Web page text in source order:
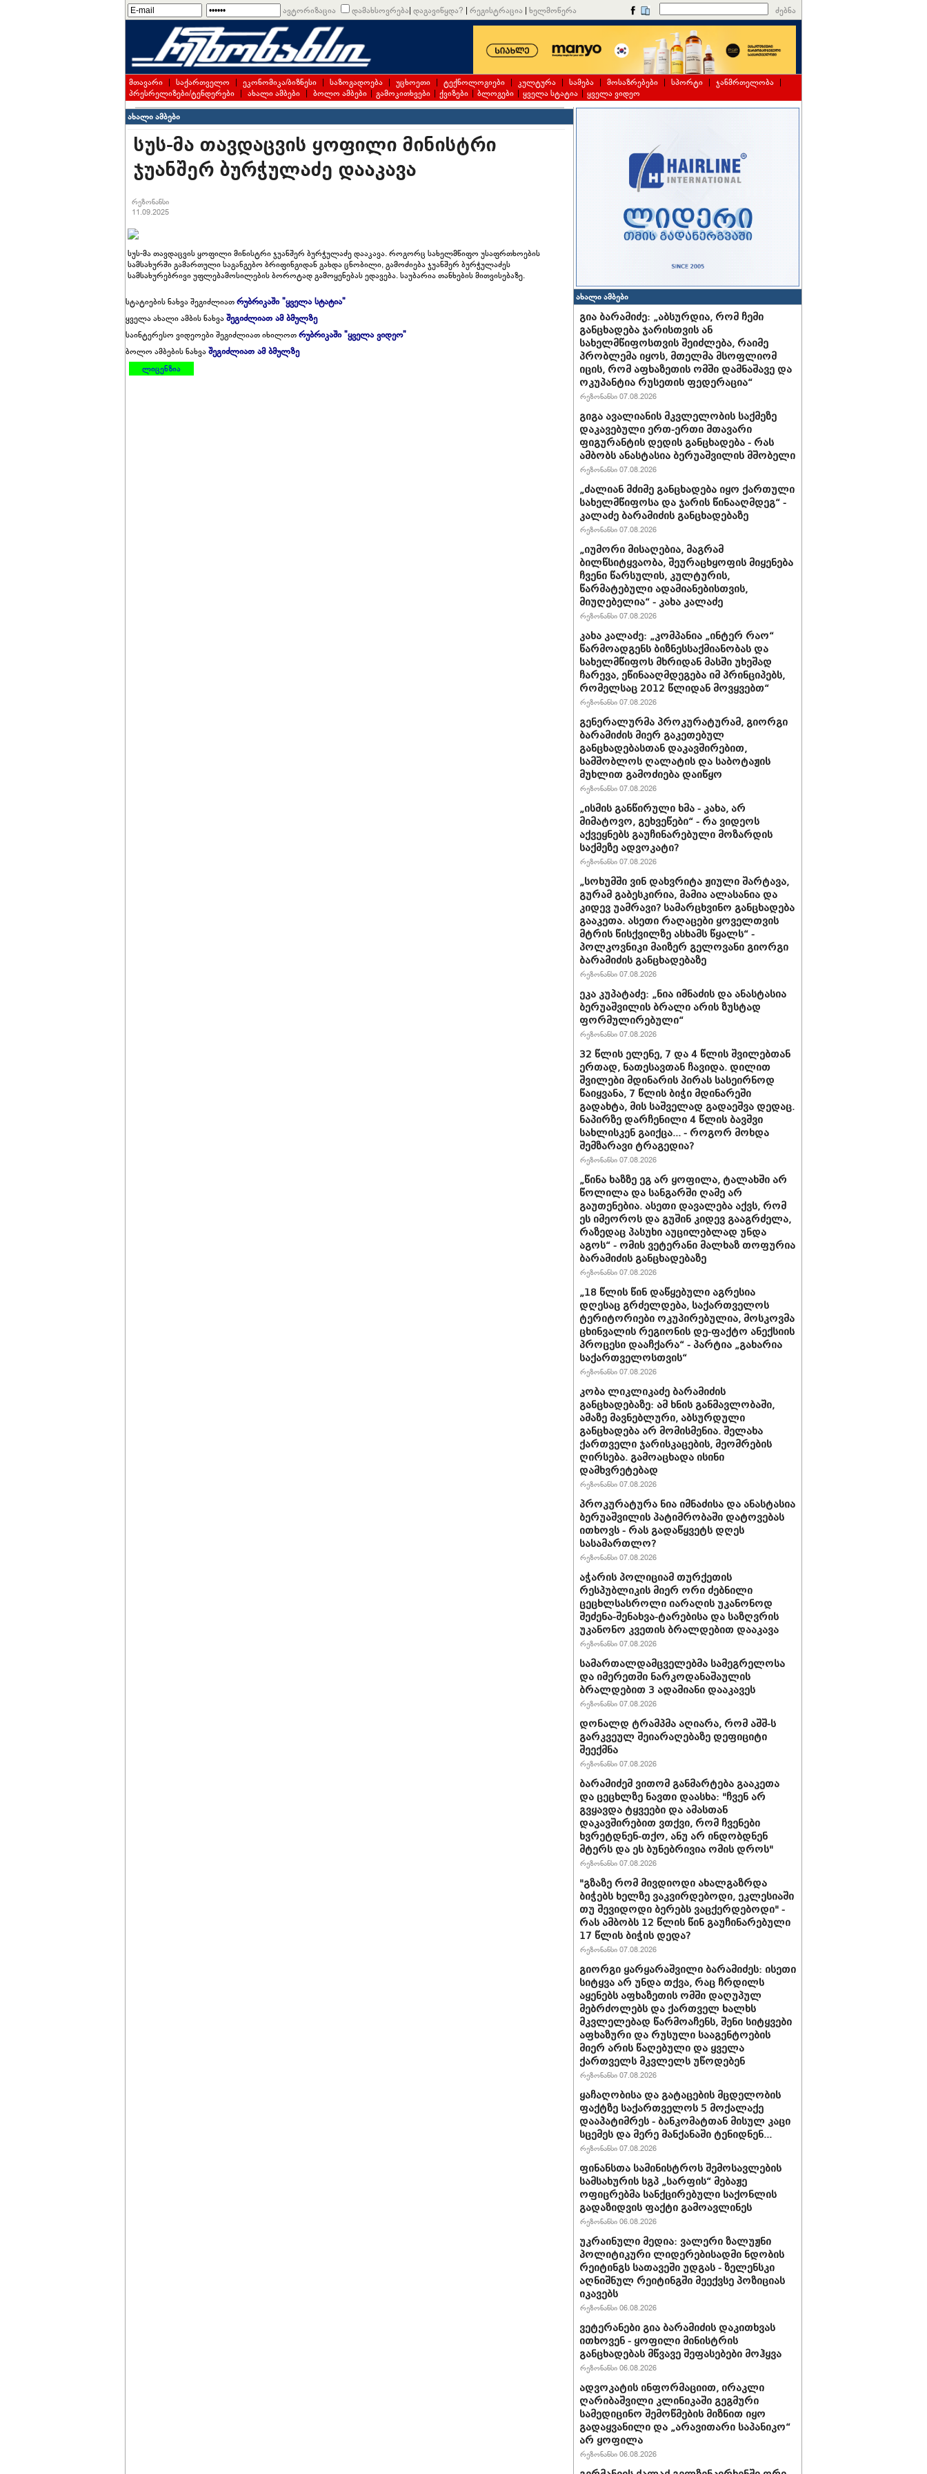
ავტორიზაცია დამახსოვრება| დაგავიწყდა? | რეგისტრაცია | ხელმოწერა ძებნა
მთავარი | საქართველო | ეკონომიკა/ბიზნესი | საზოგადოება | უცხოეთი | ტექნოლოგიები | კულტურა | სამება | მოსაზრებები | სპორტი | ჯანმრთელობა |
პრესრელიზები/ტენდერები | ახალი ამბები | ბოლო ამბები | გამოკითხვები | ქვიზები | ბლოგები | ყველა სტატია | ყველა ვიდეო
ახალი ამბები
სუს-მა თავდაცვის ყოფილი მინისტრი
ჯუანშერ ბურჭულაძე დააკავა
რეზონანსი
11.09.2025
სუს-მა თავდაცვის ყოფილი მინისტრი ჯუანშერ ბურჭულაძე დააკავა. როგორც სახელმწიფო უსაფრთხოების
სამსახურში გამართული საგანგებო ბრიფინგიდან გახდა ცნობილი, გამოძიება ჯუანშერ ბურჭულაძეს
სამსახურებრივი უფლებამოსილების ბოროტად გამოყენებას ედავება. საუბარია თანხების მითვისებაზე.
სტატიების ნახვა შეგიძლიათრუბრიკაში "ყველა სტატია"
ყველა ახალი ამბის ნახვაშეგიძლიათ ამ ბმულზე
საინტერესო ვიდეოები შეგიძლიათ იხილოთრუბრიკაში "ყველა ვიდეო"
ბოლო ამბების ნახვაშეგიძლიათ ამ ბმულზე
ლიცენზია
ახალი ამბები
გია ბარამიძე: „აბსურდია, რომ ჩემი
განცხადება ჯარისთვის ან
სახელმწიფოსთვის შეიძლება, რაიმე
პრობლემა იყოს, მთელმა მსოფლიომ
იცის, რომ აფხაზეთის ომში დამნაშავე და
ოკუპანტია რუსეთის ფედერაცია“
რეზონანსი 07.08.2026
გიგა ავალიანის მკვლელობის საქმეზე
დაკავებული ერთ-ერთი მთავარი
ფიგურანტის დედის განცხადება - რას
ამბობს ანასტასია ბერუაშვილის მშობელი
რეზონანსი 07.08.2026
„ძალიან მძიმე განცხადება იყო ქართული
სახელმწიფოსა და ჯარის წინააღმდეგ“ -
კალაძე ბარამიძის განცხადებაზე
რეზონანსი 07.08.2026
„იუმორი მისაღებია, მაგრამ
ბილწსიტყვაობა, შეურაცხყოფის მიყენება
ჩვენი წარსულის, კულტურის,
წარმატებული ადამიანებისთვის,
მიუღებელია“ - კახა კალაძე
რეზონანსი 07.08.2026
კახა კალაძე: „კომპანია „ინტერ რაო“
წარმოადგენს ბიზნესსაქმიანობას და
სახელმწიფოს მხრიდან მასში უხეშად
ჩარევა, ეწინააღმდეგება იმ პრინციპებს,
რომელსაც 2012 წლიდან მოვყვებთ“
რეზონანსი 07.08.2026
გენერალურმა პროკურატურამ, გიორგი
ბარამიძის მიერ გაკეთებულ
განცხადებასთან დაკავშირებით,
სამშობლოს ღალატის და საბოტაჟის
მუხლით გამოძიება დაიწყო
რეზონანსი 07.08.2026
„ისმის განწირული ხმა - კახა, არ
მიმატოვო, გეხვეწები“ - რა ვიდეოს
აქვეყნებს გაუჩინარებული მოზარდის
საქმეზე ადვოკატი?
რეზონანსი 07.08.2026
„სოხუმში ვინ დახვრიტა ჟიული შარტავა,
გურამ გაბესკირია, მამია ალასანია და
კიდევ უამრავი? სამარცხვინო განცხადება
გააკეთა. ასეთი რაღაცები ყოველთვის
მტრის წისქვილზე ასხამს წყალს“ -
პოლკოვნიკი მაიზერ გელოვანი გიორგი
ბარამიძის განცხადებაზე
რეზონანსი 07.08.2026
ეკა კუპატაძე: „ნია იმნაძის და ანასტასია
ბერუაშვილის ბრალი არის ზუსტად
ფორმულირებული“
რეზონანსი 07.08.2026
32 წლის ელენე, 7 და 4 წლის შვილებთან
ერთად, ნათესავთან ჩავიდა. დილით
შვილები მდინარის პირას სასეირნოდ
წაიყვანა, 7 წლის ბიჭი მდინარეში
გადახტა, მის საშველად გადაეშვა დედაც.
ნაპირზე დარჩენილი 4 წლის ბავშვი
სახლისკენ გაიქცა... - როგორ მოხდა
შემზარავი ტრაგედია?
რეზონანსი 07.08.2026
„წინა ხაზზე ეგ არ ყოფილა, ტალახში არ
წოლილა და სანგარში ღამე არ
გაუთენებია. ასეთი დავალება აქვს, რომ
ეს იმეოროს და გუშინ კიდევ გააგრძელა,
რაზედაც პასუხი აუცილებლად უნდა
აგოს“ - ომის ვეტერანი მალხაზ თოფურია
ბარამიძის განცხადებაზე
რეზონანსი 07.08.2026
„18 წლის წინ დაწყებული აგრესია
დღესაც გრძელდება, საქართველოს
ტერიტორიები ოკუპირებულია, მოსკოვმა
ცხინვალის რეგიონის დე-ფაქტო ანექსიის
პროცესი დააჩქარა“ - პარტია „გახარია
საქართველოსთვის“
რეზონანსი 07.08.2026
კობა ლიკლიკაძე ბარამიძის
განცხადებაზე: ამ ხნის განმავლობაში,
ამაზე მავნებლური, აბსურდული
განცხადება არ მომისმენია. შელახა
ქართველი ჯარისკაცების, მეომრების
ღირსება. გამოაცხადა ისინი
დამხვრეტებად
რეზონანსი 07.08.2026
პროკურატურა ნია იმნაძისა და ანასტასია
ბერუაშვილის პატიმრობაში დატოვებას
ითხოვს - რას გადაწყვეტს დღეს
სასამართლო?
რეზონანსი 07.08.2026
აჭარის პოლიციამ თურქეთის
რესპუბლიკის მიერ ორი ძებნილი
ცეცხლსასროლი იარაღის უკანონოდ
შეძენა-შენახვა-ტარებისა და საზღვრის
უკანონო კვეთის ბრალდებით დააკავა
რეზონანსი 07.08.2026
სამართალდამცველებმა სამეგრელოსა
და იმერეთში ნარკოდანაშაულის
ბრალდებით 3 ადამიანი დააკავეს
რეზონანსი 07.08.2026
დონალდ ტრამპმა აღიარა, რომ აშშ-ს
გარკვეულ შეიარაღებაზე დეფიციტი
შეექმნა
რეზონანსი 07.08.2026
ბარამიძემ ვითომ განმარტება გააკეთა
და ცეცხლზე ნავთი დაასხა: "ჩვენ არ
გვყავდა ტყვეები და ამასთან
დაკავშირებით ვთქვი, რომ ჩვენები
ხვრეტდნენ-თქო, ანუ არ ინდობდნენ
მტერს და ეს ბუნებრივია ომის დროს"
რეზონანსი 07.08.2026
"გზაზე რომ მივდიოდი ახალგაზრდა
ბიჭებს ხელზე ვაკვირდებოდი, ეკლესიაში
თუ შევიდოდი ბერებს ვაცქერდებოდი" -
რას ამბობს 12 წლის წინ გაუჩინარებული
17 წლის ბიჭის დედა?
რეზონანსი 07.08.2026
გიორგი ყარყარაშვილი ბარამიძეს: ისეთი
სიტყვა არ უნდა თქვა, რაც ჩრდილს
აყენებს აფხაზეთის ომში დაღუპულ
მებრძოლებს და ქართველ ხალხს
მკვლელებად წარმოაჩენს, შენი სიტყვები
აფხაზური და რუსული სააგენტოების
მიერ არის წაღებული და ყველა
ქართველს მკვლელს უწოდებენ
რეზონანსი 07.08.2026
ყაჩაღობისა და გატაცების მცდელობის
ფაქტზე საქართველოს 5 მოქალაქე
დააპატიმრეს - ბანკომატთან მისულ კაცი
სცემეს და მერე მანქანაში ტენიდნენ...
რეზონანსი 07.08.2026
ფინანსთა სამინისტროს შემოსავლების
სამსახურის სგპ „სარფის“ მებაჟე
ოფიცრებმა სანქცირებული საქონლის
გადაზიდვის ფაქტი გამოავლინეს
რეზონანსი 06.08.2026
უკრაინული მედია: ვალერი ზალუჟნი
პოლიტიკური ლიდერებისადმი ნდობის
რეიტინგს სათავეში უდგას - ზელენსკი
აღნიშნულ რეიტინგში მეექვსე პოზიციას
იკავებს
რეზონანსი 06.08.2026
ვეტერანები გია ბარამიძის დაკითხვას
ითხოვენ - ყოფილი მინისტრის
განცხადებას მწვავე შეფასებები მოჰყვა
რეზონანსი 06.08.2026
ადვოკატის ინფორმაციით, ირაკლი
ღარიბაშვილი კლინიკაში გეგმური
სამედიცინო შემოწმების მიზნით იყო
გადაყვანილი და „არავითარი საპანიკო“
არ ყოფილა
რეზონანსი 06.08.2026